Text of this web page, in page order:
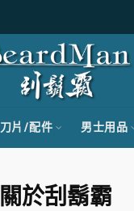
刀片/配件 男士用品
關於刮鬍霸